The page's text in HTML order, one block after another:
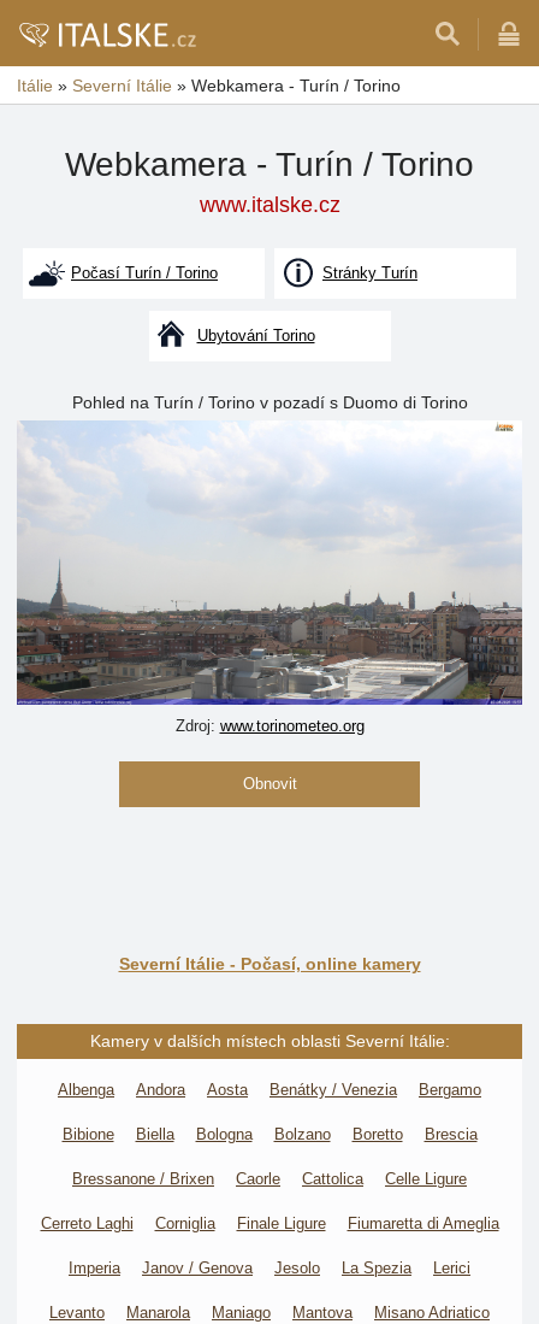
Itálie » Severní Itálie » Webkamera - Turín / Torino
Webkamera - Turín / Torino
www.italske.cz
Počasí Turín / Torino Stránky Turín
Ubytování Torino
Pohled na Turín / Torino v pozadí s Duomo di Torino
Zdroj: www.torinometeo.org
Obnovit
Severní Itálie - Počasí, online kamery
Kamery v dalších místech oblasti Severní Itálie:
Albenga Andora Aosta Benátky / Venezia Bergamo
Bibione Biella Bologna Bolzano Boretto Brescia
Bressanone / Brixen Caorle Cattolica Celle Ligure
Cerreto Laghi Corniglia Finale Ligure Fiumaretta di Ameglia
Imperia Janov / Genova Jesolo La Spezia Lerici
Levanto Manarola Maniago Mantova Misano Adriatico